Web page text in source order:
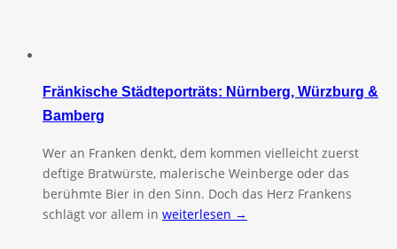
Fränkische Städteporträts: Nürnberg, Würzburg &
Bamberg
Wer an Franken denkt, dem kommen vielleicht zuerst
deftige Bratwürste, malerische Weinberge oder das
berühmte Bier in den Sinn. Doch das Herz Frankens
schlägt vor allem in weiterlesen →